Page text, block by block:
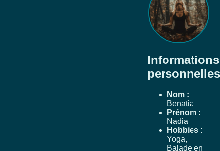
Informations
personnelles
Nom :
Benatia
Prénom :
Nadia
Hobbies :
Yoga,
Balade en